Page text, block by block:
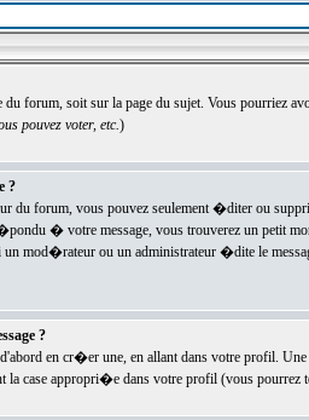
forum, soit sur la page du sujet. Vous pourriez
pouvez voter, etc.)
?
du forum, vous pouvez seulement �diter ou
� votre message, vous trouverez un petit
mod�rateur ou un administrateur �dite le
?
en cr�er une, en allant dans votre profil.
la case appropri�e dans votre profil (vous